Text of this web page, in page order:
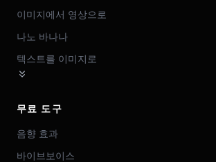
이미지에서 영상으로
나노 바나나
텍스트를 이미지로
무료 도구
음향 효과
바이브보이스